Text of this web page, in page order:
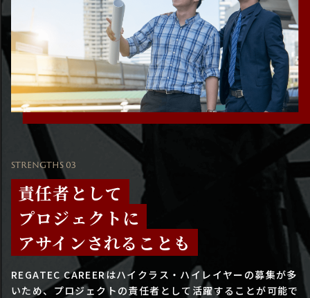
STRENGTHS 03
責任者として
プロジェクトに
アサインされることも
REGATEC CAREERはハイクラス・ハイレイヤーの募集が多
いため、プロジェクトの責任者として活躍することが可能で